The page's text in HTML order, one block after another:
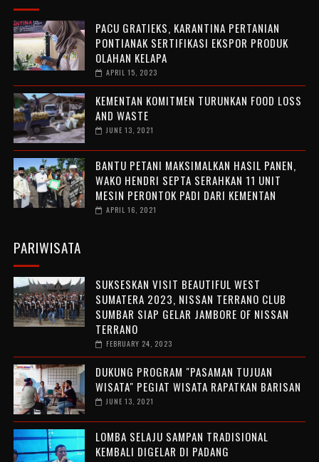
PACU GRATIEKS, KARANTINA PERTANIAN
PONTIANAK SERTIFIKASI EKSPOR PRODUK
OLAHAN KELAPA
APRIL 15, 2023
KEMENTAN KOMITMEN TURUNKAN FOOD LOSS
AND WASTE
JUNE 13, 2021
BANTU PETANI MAKSIMALKAN HASIL PANEN,
WAKO HENDRI SEPTA SERAHKAN 11 UNIT
MESIN PERONTOK PADI DARI KEMENTAN
APRIL 16, 2021
PARIWISATA
SUKSESKAN VISIT BEAUTIFUL WEST
SUMATERA 2023, NISSAN TERRANO CLUB
SUMBAR SIAP GELAR JAMBORE OF NISSAN
TERRANO
FEBRUARY 24, 2023
DUKUNG PROGRAM "PASAMAN TUJUAN
WISATA" PEGIAT WISATA RAPATKAN BARISAN
JUNE 13, 2021
LOMBA SELAJU SAMPAN TRADISIONAL
KEMBALI DIGELAR DI PADANG